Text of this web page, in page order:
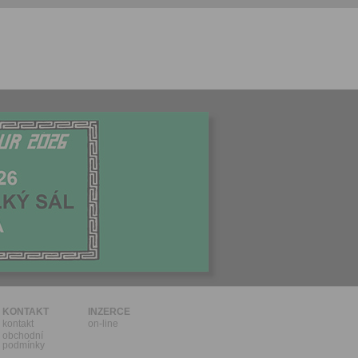
KONTAKT
kontakt
obchodní
podmínky
INZERCE
on-line
v Praze.
se
tento
s